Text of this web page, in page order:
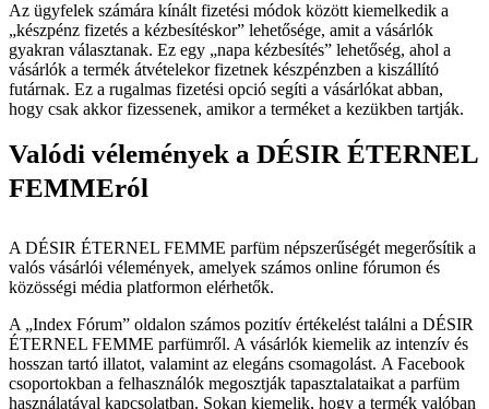
Az ügyfelek számára kínált fizetési módok között kiemelkedik a
„készpénz fizetés a kézbesítéskor” lehetősége, amit a vásárlók
gyakran választanak. Ez egy „napa kézbesítés” lehetőség, ahol a
vásárlók a termék átvételekor fizetnek készpénzben a kiszállító
futárnak. Ez a rugalmas fizetési opció segíti a vásárlókat abban,
hogy csak akkor fizessenek, amikor a terméket a kezükben tartják.
Valódi vélemények a DÉSIR ÉTERNEL
FEMMEról
A DÉSIR ÉTERNEL FEMME parfüm népszerűségét megerősítik a
valós vásárlói vélemények, amelyek számos online fórumon és
közösségi média platformon elérhetők.
A „Index Fórum” oldalon számos pozitív értékelést találni a DÉSIR
ÉTERNEL FEMME parfümről. A vásárlók kiemelik az intenzív és
hosszan tartó illatot, valamint az elegáns csomagolást. A Facebook
csoportokban a felhasználók megosztják tapasztalataikat a parfüm
használatával kapcsolatban. Sokan kiemelik, hogy a termék valóban